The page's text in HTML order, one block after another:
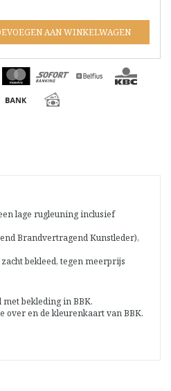
AAN WINKELWAGEN
lage rugleuning inclusief
Brandvertragend Kunstleder),
bekleed, tegen meerprijs
bekleding in BBK.
en de kleurenkaart van BBK.